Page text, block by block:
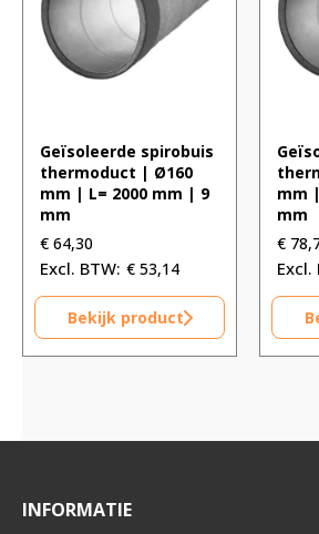
Geïsoleerde spirobuis
thermoduct | Ø160
mm | L= 2000 mm | 9
mm
€ 64,30
€ 53,14
Bekijk product
mm
mm
€
INFORMATIE